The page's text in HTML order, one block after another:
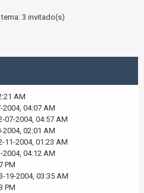
3 invitado(s)
AM
2004, 04:07 AM
07-2004, 04:57 AM
2004, 02:01 AM
11-2004, 01:23 AM
2004, 04:12 AM
PM
19-2004, 03:35 AM
PM